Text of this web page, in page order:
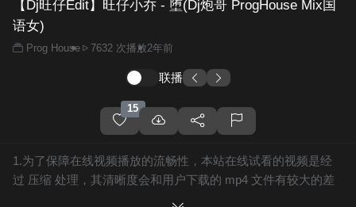
【Dj旺仔Edit】旺仔小乔 - 堕(Dj炮哥 ProgHouse Mix国
语女)
Prog House 7632 次播放2年前
联播
15
1.为了保障在线视频播放的流畅性，本站在线试看的视频是经
过 压缩 处理，其清晰度会和用户下载的 mp4 文件有较大的差